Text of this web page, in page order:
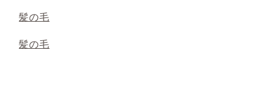
髪の毛
髪の毛